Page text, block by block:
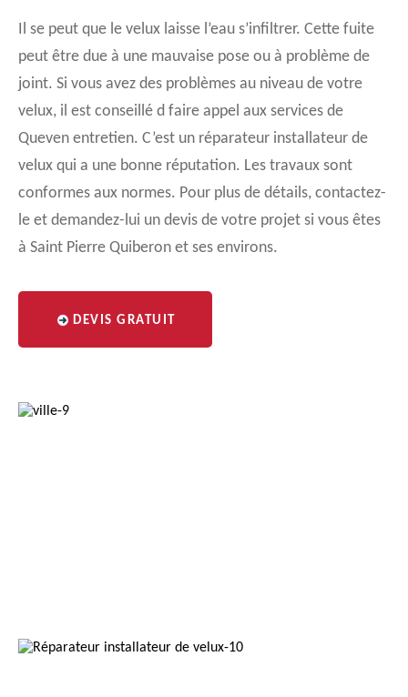
Il se peut que le velux laisse l’eau s’infiltrer. Cette fuite
peut être due à une mauvaise pose ou à problème de
joint. Si vous avez des problèmes au niveau de votre
velux, il est conseillé d faire appel aux services de
Queven entretien. C’est un réparateur installateur de
velux qui a une bonne réputation. Les travaux sont
conformes aux normes. Pour plus de détails, contactez-
le et demandez-lui un devis de votre projet si vous êtes
à Saint Pierre Quiberon et ses environs.
DEVIS GRATUIT